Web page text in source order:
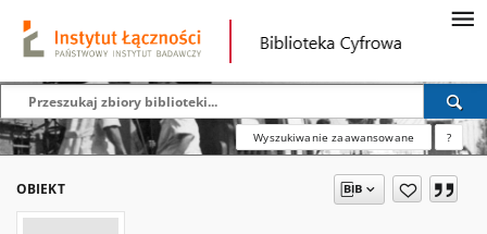
Wyszukiwanie zaawansowane ?
OBIEKT